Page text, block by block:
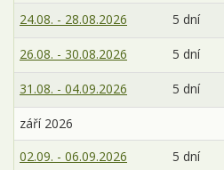
24.08. - 28.08.2026 5 dní
26.08. - 30.08.2026 5 dní
31.08. - 04.09.2026 5 dní
září 2026
02.09. - 06.09.2026
5 dní